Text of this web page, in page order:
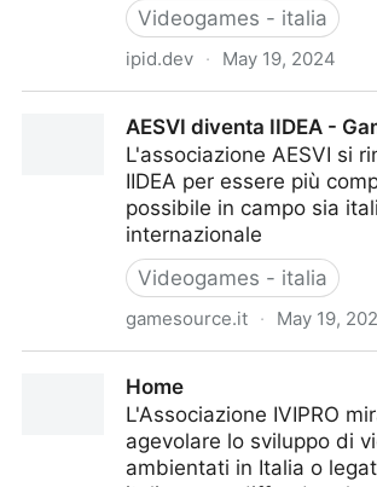
Videogames - italia
ipid.dev · May 19, 2024
AESVI diventa IIDEA -
L'associazione AESVI si
IIDEA per essere più
possibile in campo sia
internazionale
Videogames - italia
gamesource.it · May 19,
Home
L'Associazione IVIPRO
agevolare lo sviluppo di
ambientati in Italia o